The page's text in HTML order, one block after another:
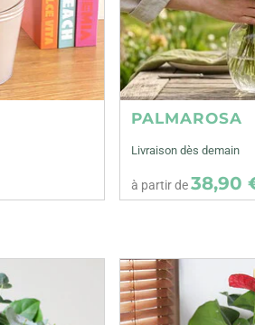
PALMAROSA
Livraison dès demain
à partir de38,90